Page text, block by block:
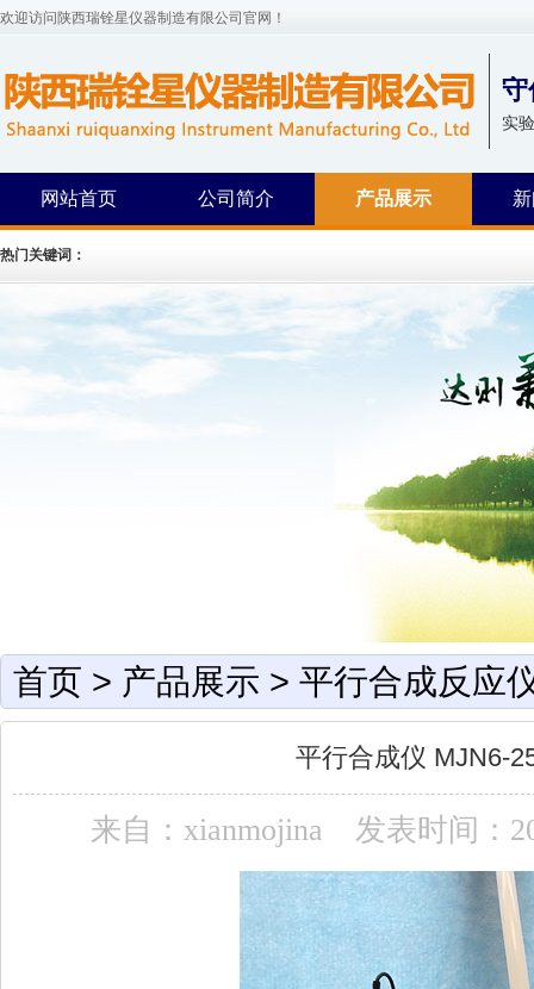
欢迎访问陕西瑞铨星仪器制造有限公司官网！
守
实
网站首页 公司简介 产品展示
热门关键词：
首页 > 产品展示 > 平行合成反应
平行合成仪 MJN6-
来自：xianmojina 发表时间：